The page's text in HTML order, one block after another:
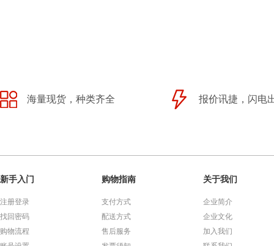
海量现货，种类齐全 报价讯捷，闪电
新手入门
注册登录
找回密码
购物流程
购物指南
支付方式
配送方式
售后服务
关于我们
企业简介
企业文化
加入我们